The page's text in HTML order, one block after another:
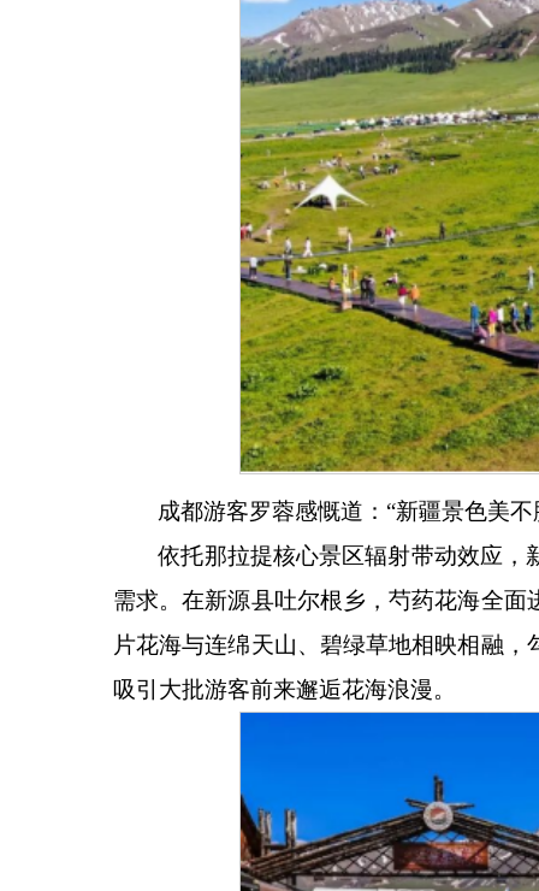
成都游客罗蓉感慨道： “新疆景色美
依托那拉提核心景区辐射带动效应，
需求。在新源县吐尔根乡，芍药花海全
片花海与连绵天山、碧绿草地相映相融
吸引大批游客前来邂逅花海浪漫。